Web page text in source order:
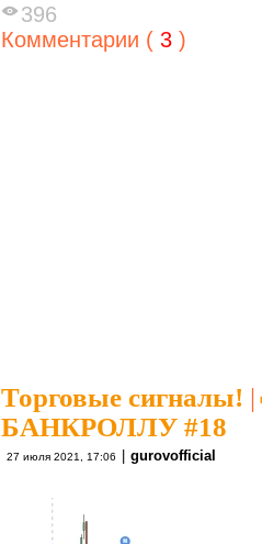
396
Комментарии ( 3 )
Торговые сигналы! |
БАНКРОЛЛУ #18
27 июля 2021, 17:06 gurovofficial